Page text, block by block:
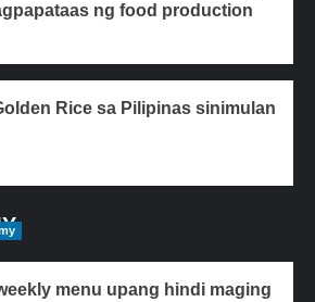
ng food production
Rice sa Pilipinas sinimulan
menu upang hindi maging